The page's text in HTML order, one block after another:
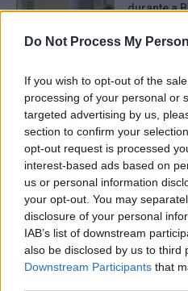
Do Not Process My
If you wish to opt-out of the
processing of your personal or
targeted advertising by us,
section to confirm your
opt-out request is processed
interest-based ads based on
us or personal information
your opt-out. You may
disclosure of your personal
IAB’s list of downstream
also be disclosed by us to third
Downstream Participants that
durante a
serviço
Facebook
medidas
Myanmar.
setembro 15,
MELHORES DO DIA
Elon Musk